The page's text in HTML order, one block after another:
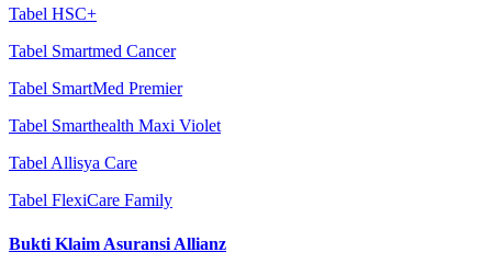
Tabel HSC+
Tabel Smartmed Cancer
Tabel SmartMed Premier
Tabel Smarthealth Maxi Violet
Tabel Allisya Care
Tabel FlexiCare Family
Bukti Klaim Asuransi Allianz